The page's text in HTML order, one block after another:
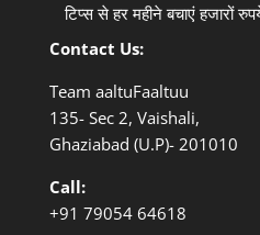
टिप्स से हर महीने बचाएं हजारों
Contact Us:
Team aaltuFaaltuu
135- Sec 2, Vaishali,
Ghaziabad (U.P)- 201010
Call:
+91 79054 64618